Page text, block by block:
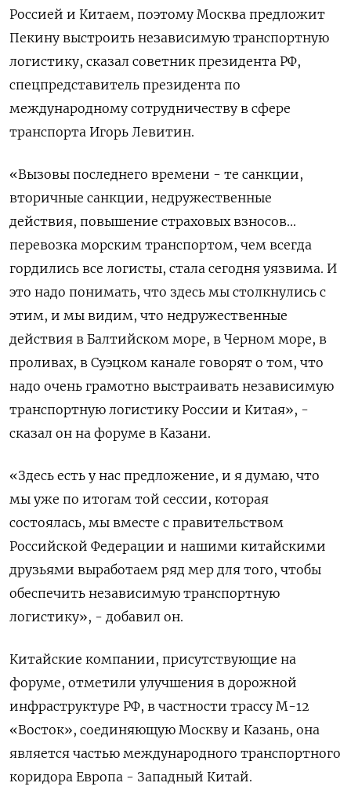
Россией и Китаем, поэтому Москва предложит
Пекину выстроить независимую транспортную
логистику, сказал советник президента РФ,
спецпредставитель президента по
международному сотрудничеству в сфере
транспорта Игорь Левитин.
«Вызовы последнего времени - те cанкции,
вторичные санкции, недружественные
действия, повышение страховых взносов...
перевозка морским транспортом, чем всегда
гордились все логисты, стала сегодня уязвима. И
это надо понимать, что здесь мы столкнулись с
этим, и мы видим, что недружественные
действия в Балтийском море, в Черном море, в
проливах, в Суэцком канале говорят о том, что
надо очень грамотно выстраивать независимую
транспортную логистику России и Китая», -
сказал он на форуме в Казани.
«Здесь есть у нас предложение, и я думаю, что
мы уже по итогам той сессии, которая
состоялась, мы вместе с правительством
Российской Федерации и нашими китайскими
друзьями выработаем ряд мер для того, чтобы
обеспечить независимую транспортную
логистику», - добавил он.
Китайские компании, присутствующие на
форуме, отметили улучшения в дорожной
инфраструктуре РФ, в частности трассу М-12
«Восток», соединяющую Москву и Казань, она
является частью международного транспортного
коридора Европа - Западный Китай.